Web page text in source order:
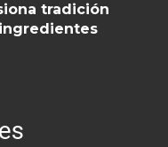
tradición